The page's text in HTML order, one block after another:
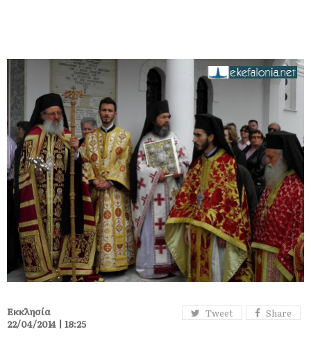
Tweet Share
Εκκλησία
22/04/2014 | 18:25